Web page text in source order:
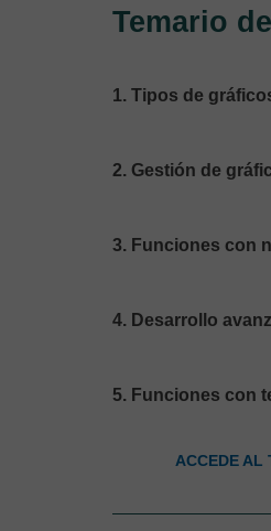
Temario
1. Tipos de
2. Gestión de
3. Funciones con
4. Desarrollo
5. Funciones con
ACCEDE AL